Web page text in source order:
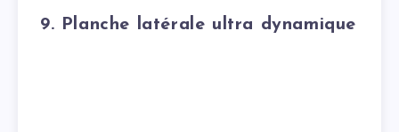
9. Planche latérale ultra dynamique